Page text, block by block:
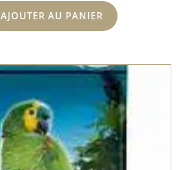
AJOUTER AU PANIER